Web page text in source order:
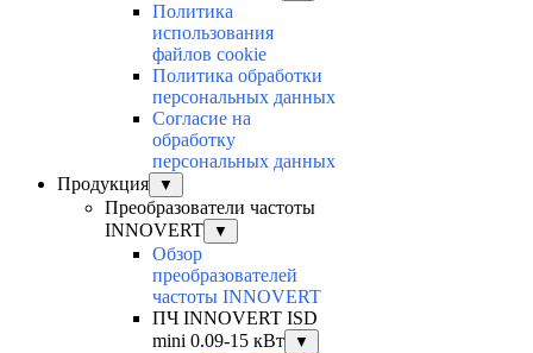
Политика
использования
файлов cookie
Политика обработки
персональных данных
Согласие на
обработку
персональных данных
Продукция
▼
Преобразователи частоты
INNOVERT
▼
Обзор
преобразователей
частоты INNOVERT
ПЧ INNOVERT ISD
mini 0.09-15 кВт
▼